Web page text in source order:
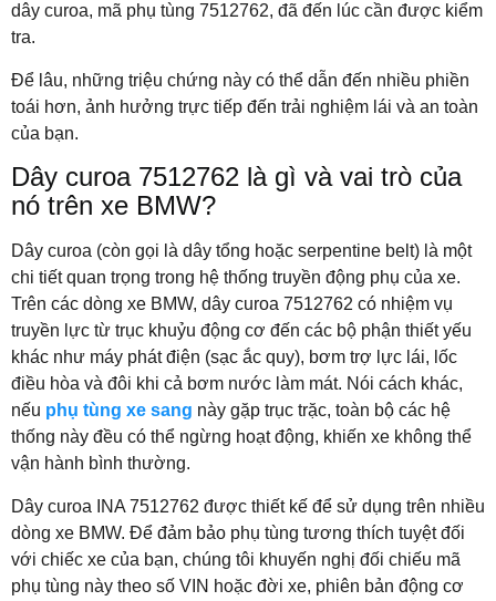
dây curoa, mã phụ tùng 7512762, đã đến lúc cần được kiểm
tra.
Để lâu, những triệu chứng này có thể dẫn đến nhiều phiền
toái hơn, ảnh hưởng trực tiếp đến trải nghiệm lái và an toàn
của bạn.
Dây curoa 7512762 là gì và vai trò của
nó trên xe BMW?
Dây curoa (còn gọi là dây tổng hoặc serpentine belt) là một
chi tiết quan trọng trong hệ thống truyền động phụ của xe.
Trên các dòng xe BMW, dây curoa 7512762 có nhiệm vụ
truyền lực từ trục khuỷu động cơ đến các bộ phận thiết yếu
khác như máy phát điện (sạc ắc quy), bơm trợ lực lái, lốc
điều hòa và đôi khi cả bơm nước làm mát. Nói cách khác,
nếu phụ tùng xe sang này gặp trục trặc, toàn bộ các hệ
thống này đều có thể ngừng hoạt động, khiến xe không thể
vận hành bình thường.
Dây curoa INA 7512762 được thiết kế để sử dụng trên nhiều
dòng xe BMW. Để đảm bảo phụ tùng tương thích tuyệt đối
với chiếc xe của bạn, chúng tôi khuyến nghị đối chiếu mã
phụ tùng này theo số VIN hoặc đời xe, phiên bản động cơ